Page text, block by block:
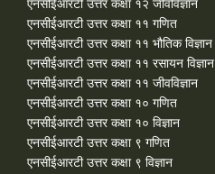
एनसीईआरटी उत्तर कक्षा ११ गणित
एनसीईआरटी उत्तर कक्षा ११ भौतिक विज्ञान
एनसीईआरटी उत्तर कक्षा ११ रसायन विज्ञान
एनसीईआरटी उत्तर कक्षा ११ जीवविज्ञान
एनसीईआरटी उत्तर कक्षा १० गणित
एनसीईआरटी उत्तर कक्षा १० विज्ञान
एनसीईआरटी उत्तर कक्षा ९ गणित
एनसीईआरटी उत्तर कक्षा ९ विज्ञान